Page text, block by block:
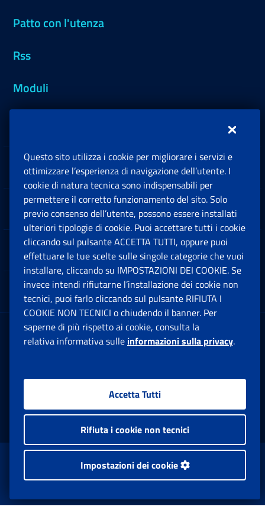
Patto con l'utenza
Rss
Moduli
Sedi e Contatti
Software
Note Legali
App mobile
Sede Legale : Via Ciro il Grande, 21
00144 Roma
Facebook: Apre una nuova finestra
Twitter: Apre una nuova finestra
Whatsapp: Apre una nuova
Youtube: Apre una
Instagram:
www.inps.gov.it © 1997-2026
Istituto Nazionale Previdenza Sociale.
Questo sito utilizza i cookie per migliorare i servizi e
ottimizzare l’esperienza di navigazione dell’utente. I
cookie di natura tecnica sono indispensabili per
permettere il corretto funzionamento del sito. Solo
previo consenso dell’utente, possono essere installati
ulteriori tipologie di cookie. Puoi accettare tutti i cookie
cliccando sul pulsante ACCETTA TUTTI, oppure puoi
effettuare le tue scelte sulle singole categorie che vuoi
installare, cliccando su IMPOSTAZIONI DEI COOKIE. Se
invece intendi rifiutarne l’installazione dei cookie non
tecnici, puoi farlo cliccando sul pulsante RIFIUTA I
COOKIE NON TECNICI o chiudendo il banner. Per
saperne di più rispetto ai cookie, consulta la
relativa informativa sulle informazioni sulla privacy.
Accetta Tutti
Rifiuta i cookie non tecnici
Impostazioni dei cookie